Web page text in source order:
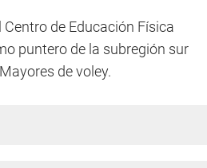
de Educación Física
puntero de la subregión sur
de voley.